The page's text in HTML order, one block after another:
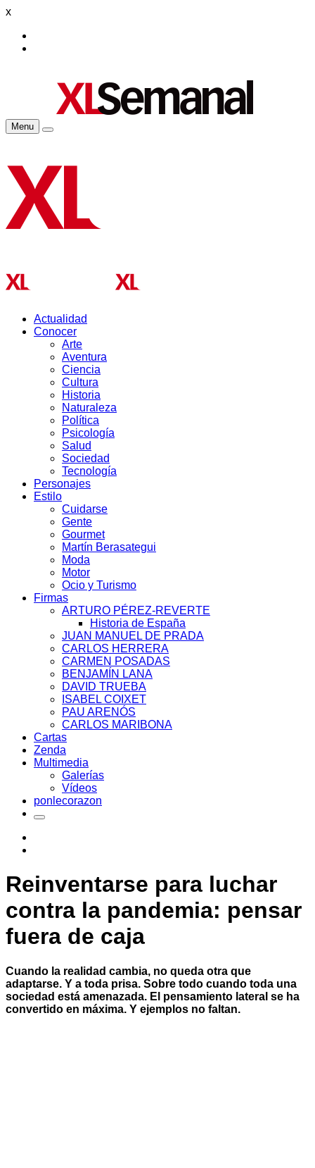
x
Menu
Actualidad
Conocer
Arte
Aventura
Ciencia
Cultura
Historia
Naturaleza
Política
Psicología
Salud
Sociedad
Tecnología
Personajes
Estilo
Cuidarse
Gente
Gourmet
Martín Berasategui
Moda
Motor
Ocio y Turismo
Firmas
ARTURO PÉREZ-REVERTE
Historia de España
JUAN MANUEL DE PRADA
CARLOS HERRERA
CARMEN POSADAS
BENJAMÍN LANA
DAVID TRUEBA
ISABEL COIXET
PAU ARENÓS
CARLOS MARIBONA
Cartas
Zenda
Multimedia
Galerías
Vídeos
ponlecorazon
Reinventarse para luchar
contra la pandemia: pensar
fuera de caja
Cuando la realidad cambia, no queda otra que
adaptarse. Y a toda prisa. Sobre todo cuando toda una
sociedad está amenazada. El pensamiento lateral se ha
convertido en máxima. Y ejemplos no faltan.